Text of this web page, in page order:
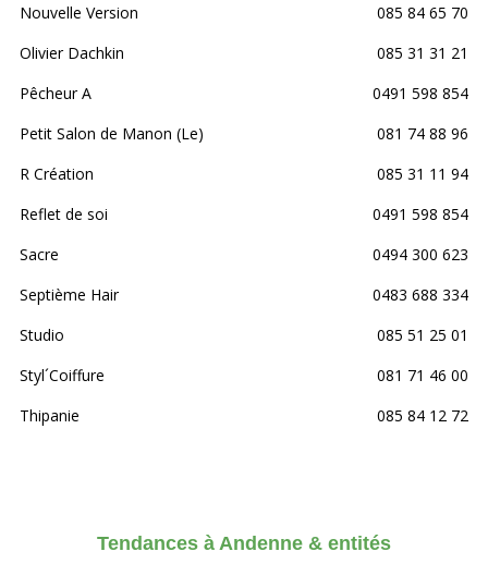
Nouvelle Version
085 84 65 70
Olivier Dachkin
085 31 31 21
Pêcheur A
0491 598 854
Petit Salon de Manon (Le)
081 74 88 96
R Création
085 31 11 94
Reflet de soi
0491 598 854
Sacre
0494 300 623
Septième Hair
0483 688 334
Studio
085 51 25 01
Styl´Coiffure
081 71 46 00
Thipanie
085 84 12 72
Tendances à Andenne & entités